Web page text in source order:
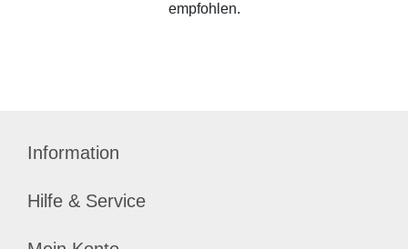
empfohlen.
Information
Hilfe & Service